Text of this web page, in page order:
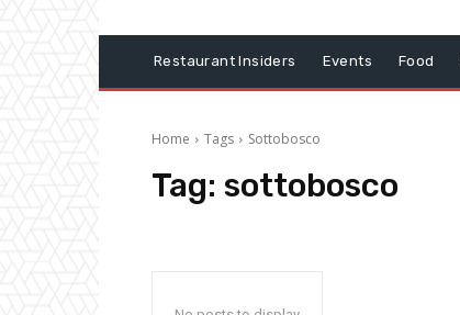
Restaurant Insiders Events Food
Home Tags Sottobosco
Tag: sottobosco